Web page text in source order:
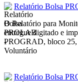
Relatório Bolsa
O Relatório para
entregue digitado e
PROGRAD, bloco 25,
Relatório Bolsa